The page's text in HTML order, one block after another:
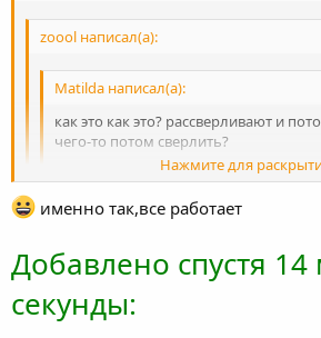
zoool написал(а):
Matilda написал(а):
как это как это? рассверливают и
чего-то потом сверлить?
или как вариант заливают и потом
налилось лишку...
Нажмите для
как? горячая пасадка с натягом?) а в
сверлят?
Нажмите для
в поем представлении пресуется сразу
натягом возможно даже не аллю а чтото
Нажмите для
именно так,все работает
Добавлено спустя 14
секунды: